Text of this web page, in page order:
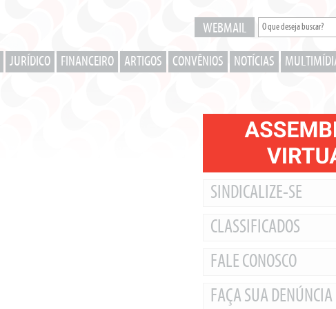
WEBMAIL
JURÍDICO FINANCEIRO ARTIGOS CONVÊNIOS NOTÍCIAS
SINDICALIZE-SE
CLASSIFICADOS
FALE CONOSCO
FAÇA SUA DENÚNCIA